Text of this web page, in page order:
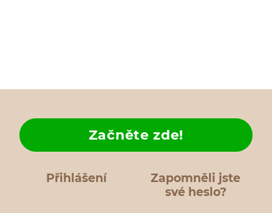
Přihlášení
Zapomněli jste
své heslo?
Začněte zde!